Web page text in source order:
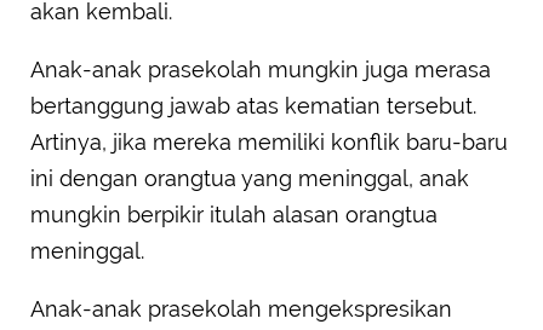
akan kembali.
Anak-anak prasekolah mungkin juga merasa
bertanggung jawab atas kematian tersebut.
Artinya, jika mereka memiliki konflik baru-baru
ini dengan orangtua yang meninggal, anak
mungkin berpikir itulah alasan orangtua
meninggal.
Anak-anak prasekolah mengekspresikan